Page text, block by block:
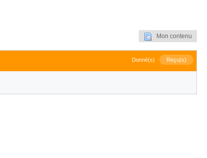
Mon contenu
Donné(s) Reçu(s)